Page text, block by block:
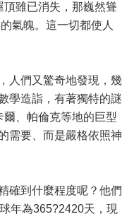
雖已消失，那巍然聳
氣魄。這一切都使人
們又驚奇地發現，幾
學造詣，有著獨特的謎
、帕倫克等地的巨型
需要、而是嚴格依照神
到什麼程度呢？他們
年為365?2420天，現